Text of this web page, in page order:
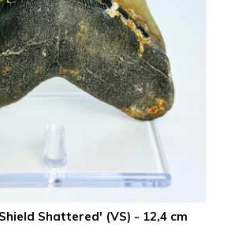
Shattered' (VS) - 12,4 cm